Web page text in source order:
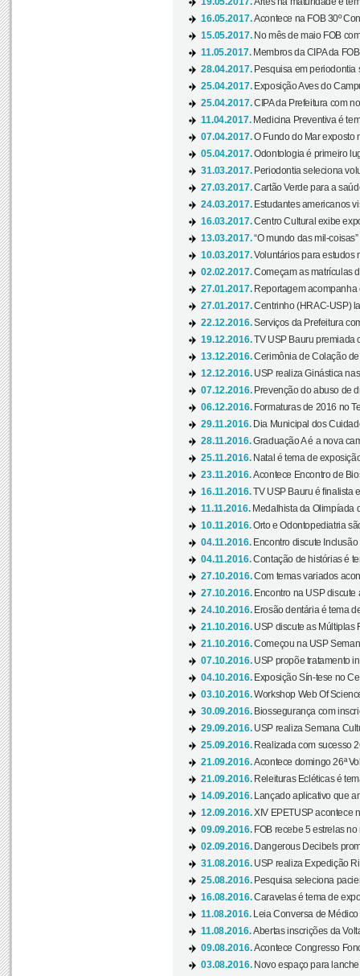
16.05.2017.Acontece na FOB 30º
15.05.2017. No mês de maio FOB
11.05.2017. Membros da CIPA da
28.04.2017. Pesquisa em periodontia
25.04.2017. Exposição Aves do
25.04.2017.CIPA da Prefeitura com
11.04.2017. Medicina Preventiva é
07.04.2017.O Fundo do Mar exposto
05.04.2017.Odontologia é primeiro
31.03.2017. Periodontia seleciona
27.03.2017.Cartão Verde para a
24.03.2017. Estudantes americanos
16.03.2017.Centro Cultural exibe
13.03.2017.“O mundo das mil-
10.03.2017.Voluntários para estudos
02.02.2017.Começam as matrículas
27.01.2017. Reportagem
27.01.2017.Centrinho (HRAC-USP)
22.12.2016.Serviços da Prefeitura
19.12.2016.TV USP Bauru premiada
13.12.2016.Cerimônia de Colação
12.12.2016. USP realiza Ginástica
07.12.2016. Prevenção do abuso de
06.12.2016. Formaturas de 2016 no
29.11.2016. Dia Municipal dos
28.11.2016.Graduação A é a nova
25.11.2016. Natal é tema de
23.11.2016.Acontece Encontro de
16.11.2016.TV USP Bauru é finalista
11.11.2016. Medalhista da Olimpíada
10.11.2016.Orto e Odontopediatria
04.11.2016. Encontro discute
04.11.2016.Contação de histórias é
27.10.2016.Com temas variados
27.10.2016. Encontro na USP discute
24.10.2016. Erosão dentária é tema
21.10.2016. USP discute as Múltiplas
21.10.2016.Começou na USP
07.10.2016. USP propõe tratamento
04.10.2016. Exposição Sín-tese no
03.10.2016.Workshop Web Of
30.09.2016. Biossegurança com
29.09.2016. USP realiza Semana
25.09.2016. Realizada com sucesso
21.09.2016.Acontece domingo 26ª
21.09.2016. Releituras Ecléticas é
14.09.2016.
Lançado aplicativo que
12.09.2016.XIV EPETUSP acontece
09.09.2016. FOB recebe 5 estrelas
02.09.2016. Dangerous Decibels
31.08.2016. USP realiza Expedição
25.08.2016. Pesquisa seleciona
16.08.2016.Caravelas é tema de
11.08.2016.
Leia Conversa de
11.08.2016.Abertas inscrições da
09.08.2016.Acontece Congresso
03.08.2016. Novo espaço para